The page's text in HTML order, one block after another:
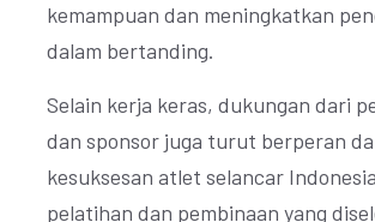
kemampuan dan meningkatkan
dalam bertanding.
Selain kerja keras, dukungan dari
dan sponsor juga turut berperan
kesuksesan atlet selancar
pelatihan dan pembinaan yang